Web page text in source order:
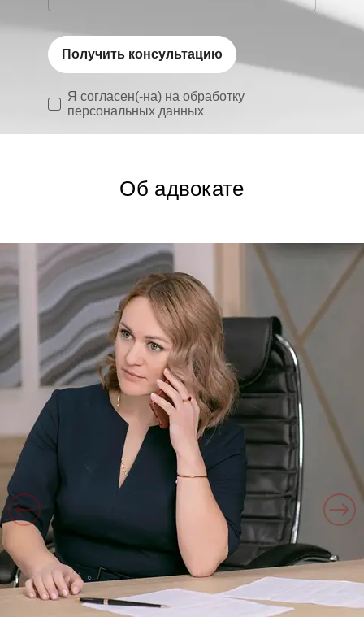
Получить консультацию
Я согласен(-на) на обработку
персональных данных
Об адвокате